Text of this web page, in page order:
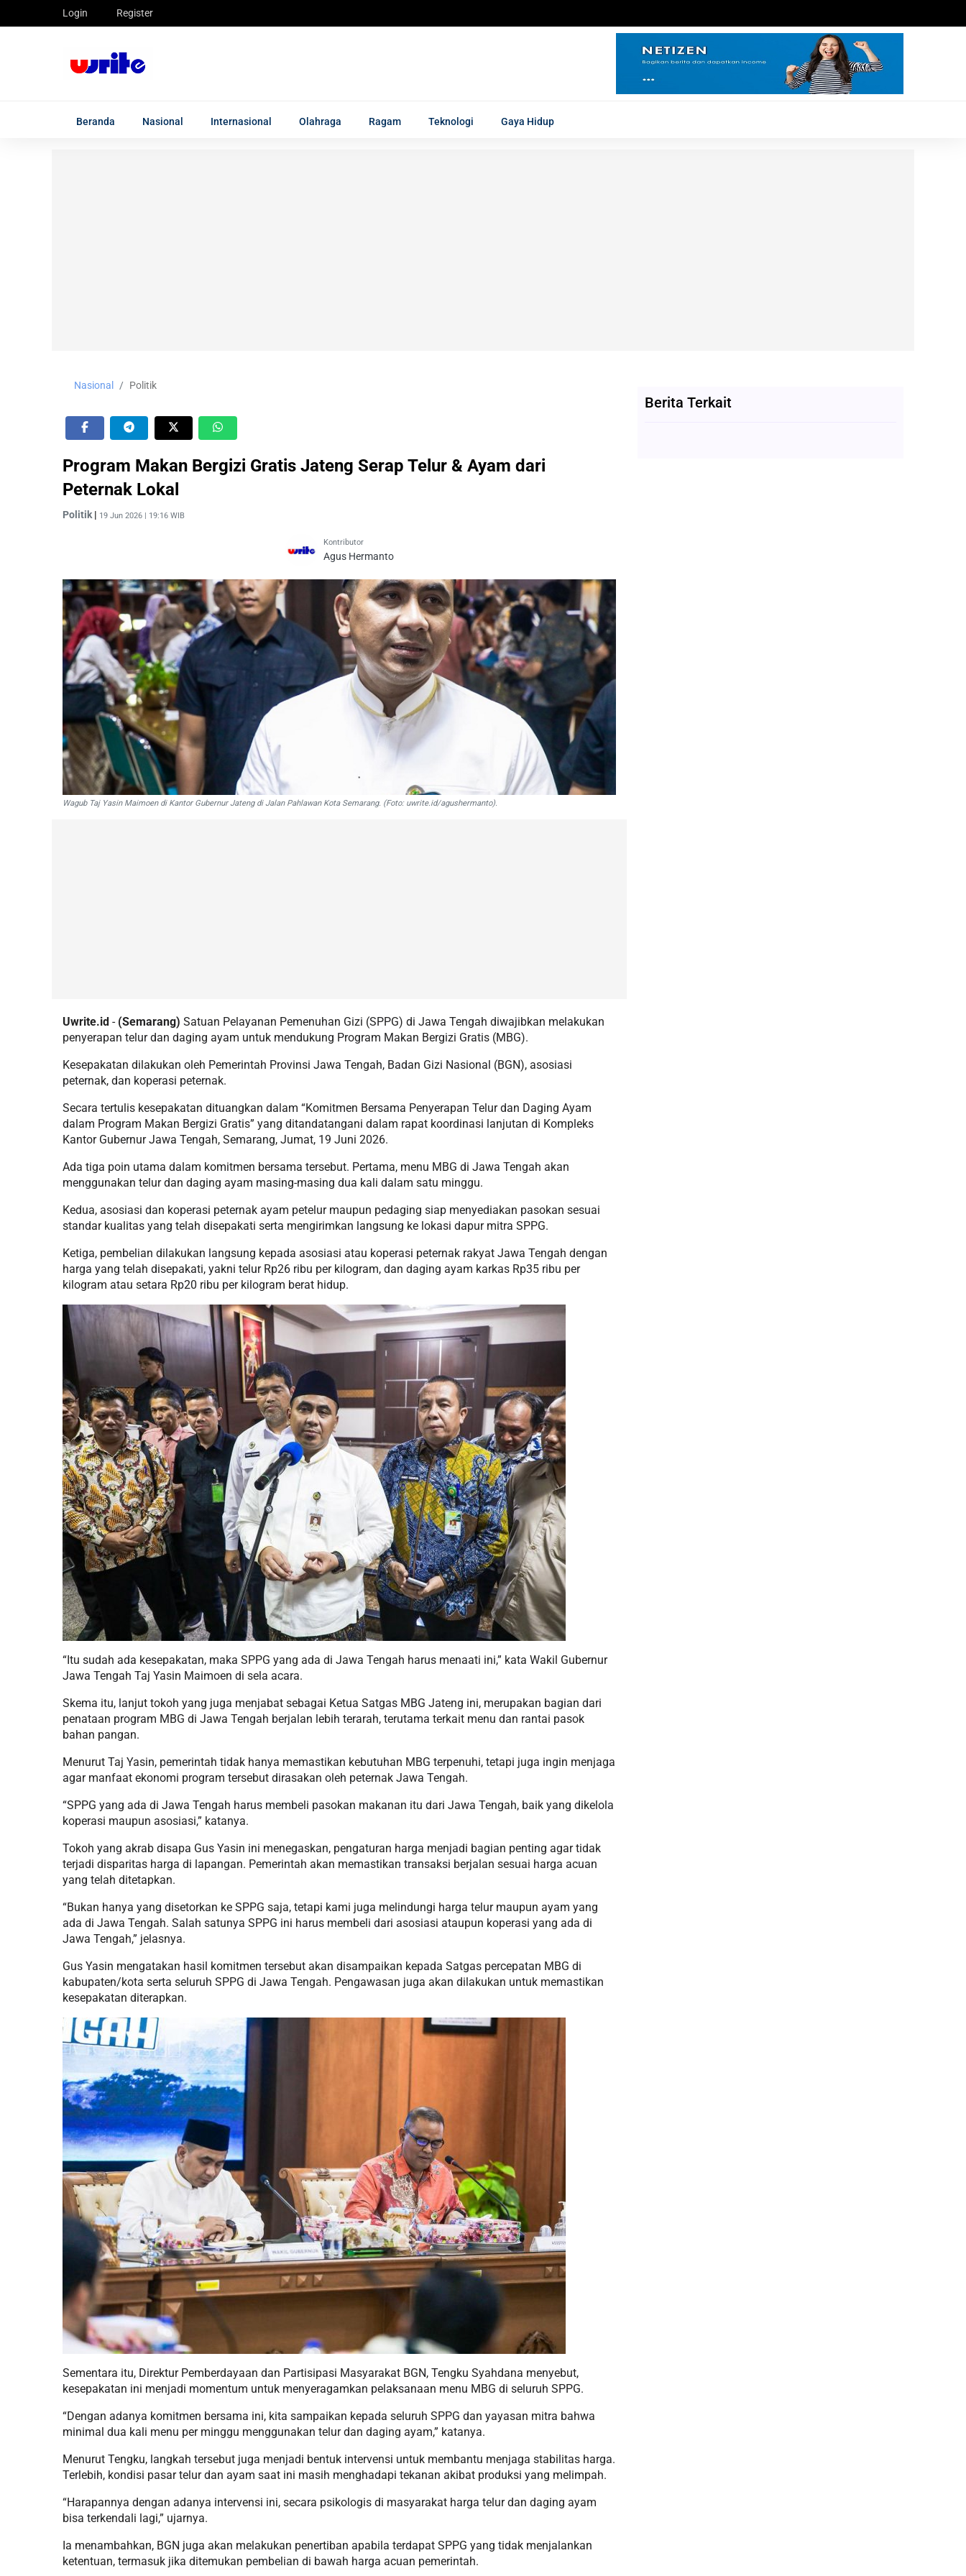
Login Register
Beranda Nasional Internasional Olahraga Ragam Teknologi Gaya Hidup
Nasional Politik
Program Makan Bergizi Gratis Jateng Serap Telur & Ayam dari
Peternak Lokal
Politik | 19 Jun 2026 | 19:16 WIB
Kontributor
Agus Hermanto
Wagub Taj Yasin Maimoen di Kantor Gubernur Jateng di Jalan Pahlawan Kota Semarang. (Foto: uwrite.id/agushermanto).
Uwrite.id - (Semarang) Satuan Pelayanan Pemenuhan Gizi (SPPG) di Jawa Tengah diwajibkan melakukan
penyerapan telur dan daging ayam untuk mendukung Program Makan Bergizi Gratis (MBG).
Kesepakatan dilakukan oleh Pemerintah Provinsi Jawa Tengah, Badan Gizi Nasional (BGN), asosiasi
peternak, dan koperasi peternak.
Secara tertulis kesepakatan dituangkan dalam “Komitmen Bersama Penyerapan Telur dan Daging Ayam
dalam Program Makan Bergizi Gratis” yang ditandatangani dalam rapat koordinasi lanjutan di Kompleks
Kantor Gubernur Jawa Tengah, Semarang, Jumat, 19 Juni 2026.
Ada tiga poin utama dalam komitmen bersama tersebut. Pertama, menu MBG di Jawa Tengah akan
menggunakan telur dan daging ayam masing-masing dua kali dalam satu minggu.
Kedua, asosiasi dan koperasi peternak ayam petelur maupun pedaging siap menyediakan pasokan sesuai
standar kualitas yang telah disepakati serta mengirimkan langsung ke lokasi dapur mitra SPPG.
Ketiga, pembelian dilakukan langsung kepada asosiasi atau koperasi peternak rakyat Jawa Tengah dengan
harga yang telah disepakati, yakni telur Rp26 ribu per kilogram, dan daging ayam karkas Rp35 ribu per
kilogram atau setara Rp20 ribu per kilogram berat hidup.
“Itu sudah ada kesepakatan, maka SPPG yang ada di Jawa Tengah harus menaati ini,” kata Wakil Gubernur
Jawa Tengah Taj Yasin Maimoen di sela acara.
Skema itu, lanjut tokoh yang juga menjabat sebagai Ketua Satgas MBG Jateng ini, merupakan bagian dari
penataan program MBG di Jawa Tengah berjalan lebih terarah, terutama terkait menu dan rantai pasok
bahan pangan.
Menurut Taj Yasin, pemerintah tidak hanya memastikan kebutuhan MBG terpenuhi, tetapi juga ingin menjaga
agar manfaat ekonomi program tersebut dirasakan oleh peternak Jawa Tengah.
“SPPG yang ada di Jawa Tengah harus membeli pasokan makanan itu dari Jawa Tengah, baik yang dikelola
koperasi maupun asosiasi,” katanya.
Tokoh yang akrab disapa Gus Yasin ini menegaskan, pengaturan harga menjadi bagian penting agar tidak
terjadi disparitas harga di lapangan. Pemerintah akan memastikan transaksi berjalan sesuai harga acuan
yang telah ditetapkan.
“Bukan hanya yang disetorkan ke SPPG saja, tetapi kami juga melindungi harga telur maupun ayam yang
ada di Jawa Tengah. Salah satunya SPPG ini harus membeli dari asosiasi ataupun koperasi yang ada di
Jawa Tengah,” jelasnya.
Gus Yasin mengatakan hasil komitmen tersebut akan disampaikan kepada Satgas percepatan MBG di
kabupaten/kota serta seluruh SPPG di Jawa Tengah. Pengawasan juga akan dilakukan untuk memastikan
kesepakatan diterapkan.
Sementara itu, Direktur Pemberdayaan dan Partisipasi Masyarakat BGN, Tengku Syahdana menyebut,
kesepakatan ini menjadi momentum untuk menyeragamkan pelaksanaan menu MBG di seluruh SPPG.
“Dengan adanya komitmen bersama ini, kita sampaikan kepada seluruh SPPG dan yayasan mitra bahwa
minimal dua kali menu per minggu menggunakan telur dan daging ayam,” katanya.
Menurut Tengku, langkah tersebut juga menjadi bentuk intervensi untuk membantu menjaga stabilitas harga.
Terlebih, kondisi pasar telur dan ayam saat ini masih menghadapi tekanan akibat produksi yang melimpah.
“Harapannya dengan adanya intervensi ini, secara psikologis di masyarakat harga telur dan daging ayam
bisa terkendali lagi,” ujarnya.
Ia menambahkan, BGN juga akan melakukan penertiban apabila terdapat SPPG yang tidak menjalankan
ketentuan, termasuk jika ditemukan pembelian di bawah harga acuan pemerintah.
Berita Terkait